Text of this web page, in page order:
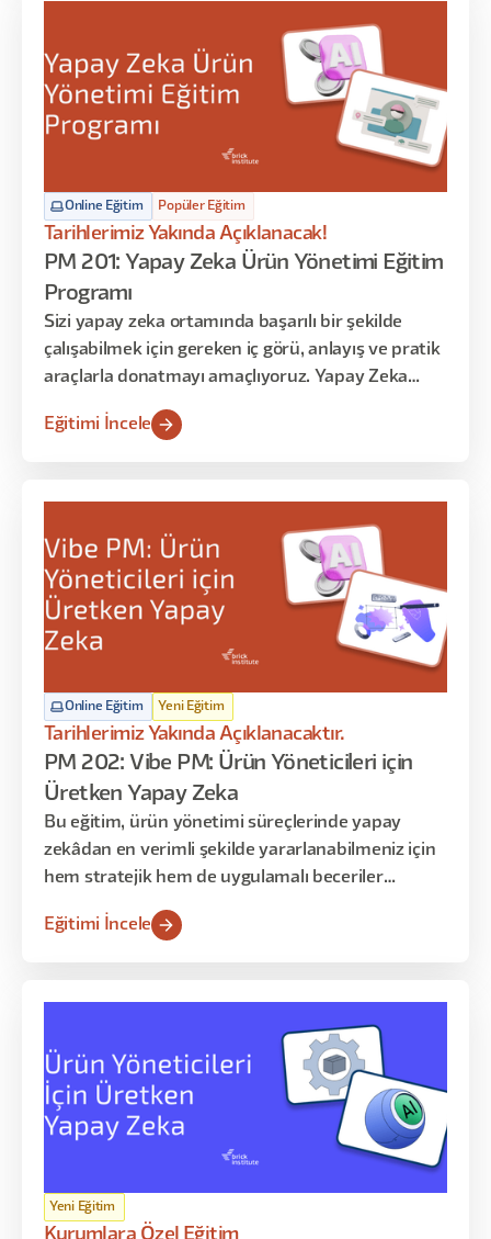
Online Eğitim Popüler Eğitim
Tarihlerimiz Yakında Açıklanacak!
PM 201: Yapay Zeka Ürün Yönetimi Eğitim
Programı
Sizi yapay zeka ortamında başarılı bir şekilde
çalışabilmek için gereken iç görü, anlayış ve pratik
araçlarla donatmayı amaçlıyoruz. Yapay Zeka
Yapay Zeka teknolojisi ile ürün yönetimi
Eğitimi İncele
Online Eğitim Yeni Eğitim
Tarihlerimiz Yakında Açıklanacaktır.
PM 202: Vibe PM: Ürün Yöneticileri için
Üretken Yapay Zeka
Bu eğitim, ürün yönetimi süreçlerinde yapay
zekâdan en verimli şekilde yararlanabilmeniz için
hem stratejik hem de uygulamalı beceriler
aşamasından ürünün piyasaya sürülmesine kadar
otomasyon kurguları, prototipleme ve lansman
öncesi optimizasyon gibi kritik konuları kapsar.
Eğitimi İncele
Yeni Eğitim
Kurumlara Özel Eğitim